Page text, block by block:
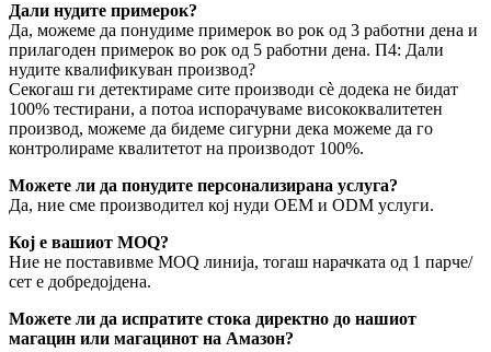
Дали нудите примерок?
Да, можеме да понудиме примерок во рок од 3 работни дена и
прилагоден примерок во рок од 5 работни дена. П4: Дали
нудите квалификуван производ?
Секогаш ги детектираме сите производи сè додека не бидат
100% тестирани, а потоа испорачуваме висококвалитетен
производ, можеме да бидеме сигурни дека можеме да го
контролираме квалитетот на производот 100%.
Можете ли да понудите персонализирана услуга?
Да, ние сме производител кој нуди OEM и ODM услуги.
Кој е вашиот MOQ?
Ние не поставивме MOQ линија, тогаш нарачката од 1 парче/
сет е добредојдена.
Можете ли да испратите стока директно до нашиот
магацин или магацинот на Амазон?